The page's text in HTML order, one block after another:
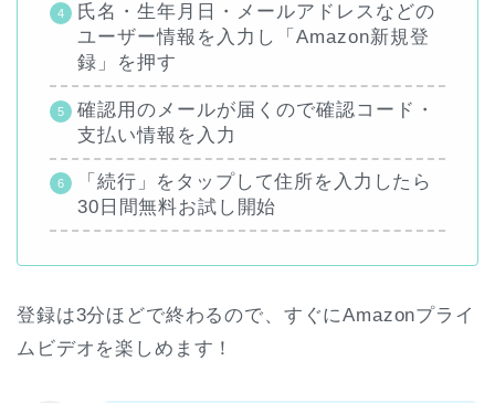
氏名・生年月日・メールアドレスなどの
ユーザー情報を入力し「Amazon新規登
録」を押す
確認用のメールが届くので確認コード・
支払い情報を入力
「続行」をタップして住所を入力したら
30日間無料お試し開始
登録は3分ほどで終わるので、すぐにAmazonプライ
ムビデオを楽しめます！